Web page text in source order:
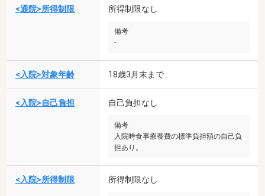
<通院>所得制限 所得制限なし
備考
-
<入院>対象年齢 18歳3月末まで
<入院>自己負担 自己負担なし
備考
入院時食事療養費の標準負担額の自己負
担あり。
<入院>所得制限 所得制限なし